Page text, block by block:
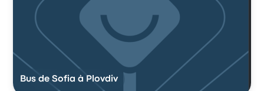
Bus de Sofia à Plovdiv